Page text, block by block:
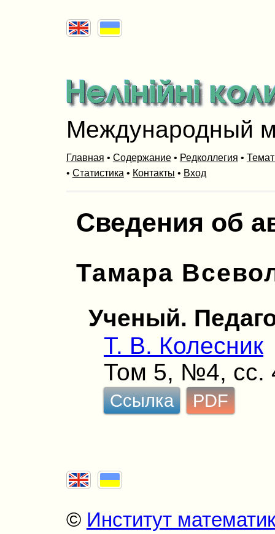
Международный
Главная • Содержание• Редколлегия •
• Статистика • Контакты • Вход
Сведения об
Тамара
Ученый.
Т. В. Колесник
Том 5, №4, сс.
Ссылка PDF
© Институт